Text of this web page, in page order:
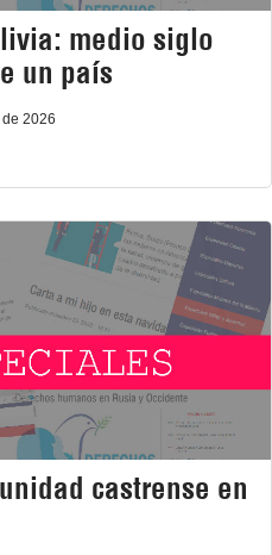
medio siglo
un país
2026
castrense en